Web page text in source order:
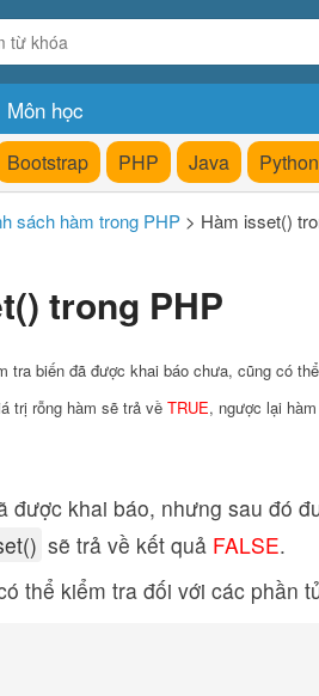
Môn học
Bootstrap PHP Java Python
sách hàm trong PHP > Hàm isset()
trong PHP
tra biến đã được khai báo chưa, cũng có
trị rỗng hàm sẽ trả về TRUE, ngược lại
được khai báo, nhưng sau đó
sẽ trả về kết quả FALSE.
thể kiểm tra đối với các phần